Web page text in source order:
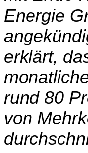
Energie
erklärt,
rund 80
von